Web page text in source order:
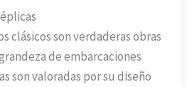
clásicos son verdaderas obras
de embarcaciones
son valoradas por su diseño